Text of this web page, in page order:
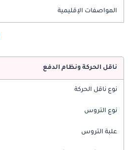
المواصفات الإقليمية
ناقل الحركة ونظام الدفع
نوع ناقل الحركة
نوع التروس
علبة التروس